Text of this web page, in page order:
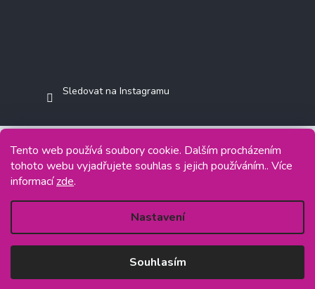
Tento web používá soubory cookie. Dalším procházením
tohoto webu vyjadřujete souhlas s jejich používáním.. Více
informacízde.
Nastavení
Souhlasím
Sledovat na Instagramu
Copyright 2026Jasminkashop.cz. Všechna práva vyhrazena.
Vytvořil Shoptet